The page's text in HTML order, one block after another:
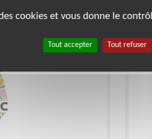
Éducation & Formation
cookies et vous donne le
Tout accepter Tout refuser